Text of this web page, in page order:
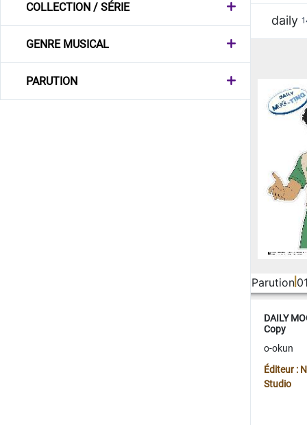
COLLECTION / SÉRIE
GENRE MUSICAL
PARUTION
daily
Parution
DAILY
Copy
o-okun
Éditeur :
Studio